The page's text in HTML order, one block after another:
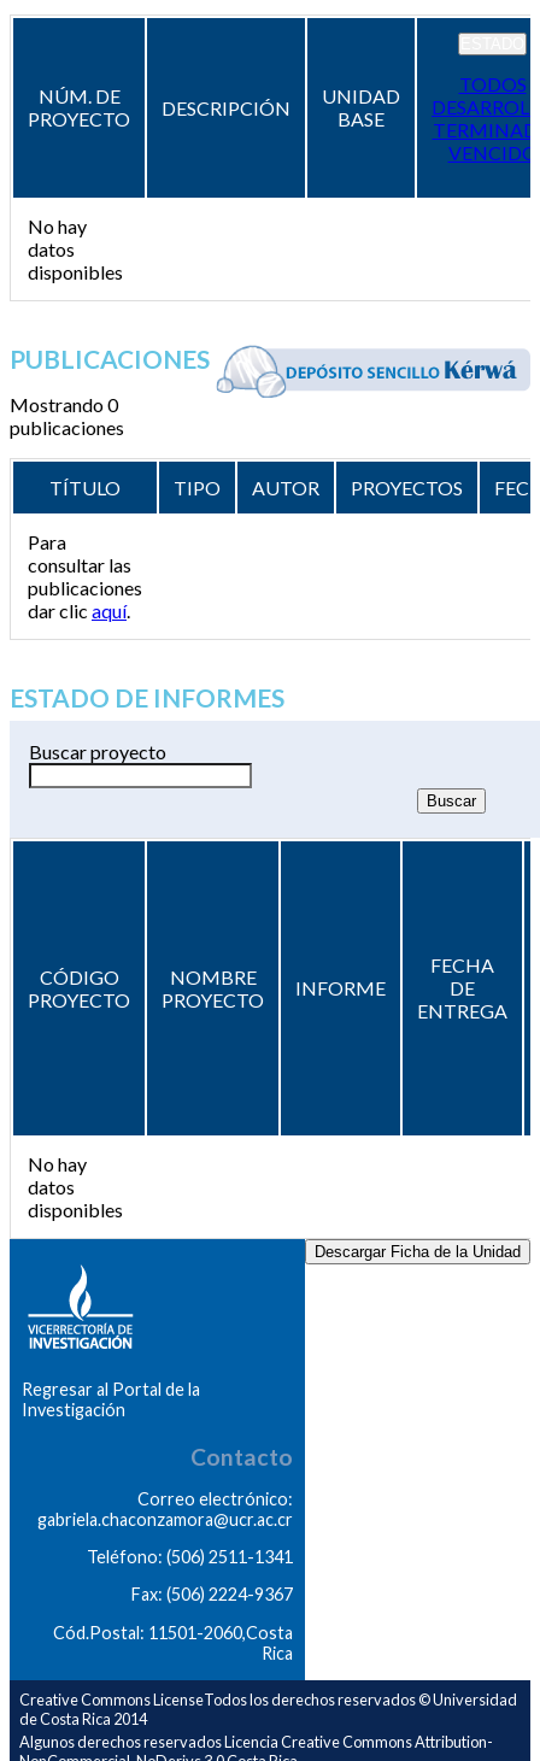
NÚM. DE
PROYECTO
DESCRIPCIÓN
UNIDAD
BASE
TODOS
VENCIDO
No hay
datos
disponibles
PUBLICACIONES
Mostrando 0
publicaciones
TÍTULO TIPO AUTOR PROYECTOS
Para
consultar las
publicaciones
dar clic aquí.
ESTADO DE INFORMES
Buscar proyecto
CÓDIGO
PROYECTO
NOMBRE
PROYECTO
INFORME
FECHA
DE
ENTREGA
No hay
datos
disponibles
Descargar Ficha de la Unidad
Regresar al Portal de la
Investigación
Contacto
Correo electrónico:
gabriela.chaconzamora@ucr.ac.cr
Teléfono: (506) 2511-1341
Fax: (506) 2224-9367
Cód.Postal: 11501-2060,Costa
Rica
Creative Commons LicenseTodos los derechos reservados © Universidad
de Costa Rica 2014
Algunos derechos reservados Licencia Creative Commons Attribution-